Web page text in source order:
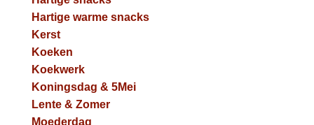
Hartige warme snacks
Kerst
Koeken
Koekwerk
Koningsdag & 5Mei
Lente & Zomer
Moederdag